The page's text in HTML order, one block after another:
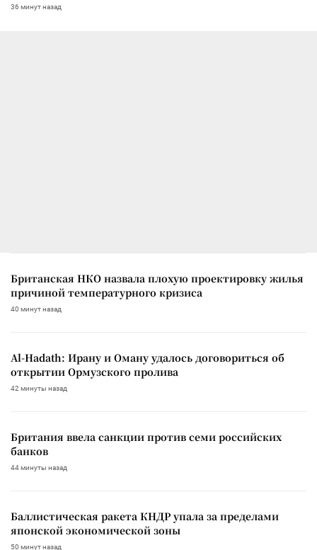
36 минут назад
Британская НКО назвала плохую проектировку жилья
причиной температурного кризиса
40 минут назад
Al-Hadath: Ирану и Оману удалось договориться об
открытии Ормузского пролива
42 минуты назад
Британия ввела санкции против семи российских
банков
44 минуты назад
Баллистическая ракета КНДР упала за пределами
японской экономической зоны
50 минут назад